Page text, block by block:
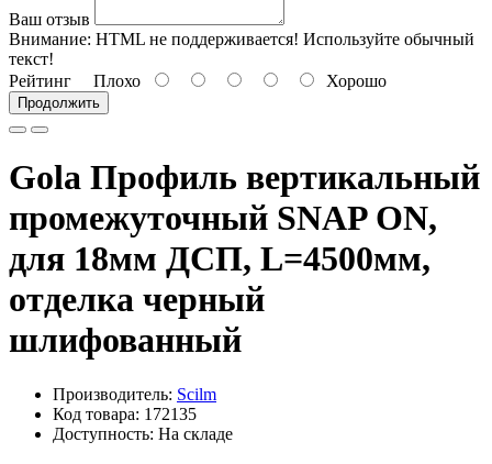
Ваш отзыв
Внимание: HTML не поддерживается! Используйте обычный
текст!
Рейтинг Плохо Хорошо
Продолжить
Gola Профиль вертикальный
промежуточный SNAP ON,
для 18мм ДСП, L=4500мм,
отделка черный
шлифованный
Производитель: Scilm
Код товара: 172135
Доступность: На складе